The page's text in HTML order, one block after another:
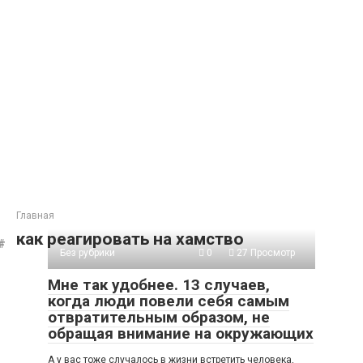
Главная
как реагировать на хамство
Без рубрики 0 27 Просмотр
Мне так удобнее. 13 случаев,
когда люди повели себя самым
отвратительным образом, не
обращая внимание на окружающих
А у вас тоже случалось в жизни встретить человека,